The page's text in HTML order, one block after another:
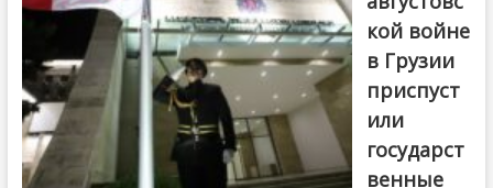
кой войне
в Грузии
приспуст
или
государст
венные